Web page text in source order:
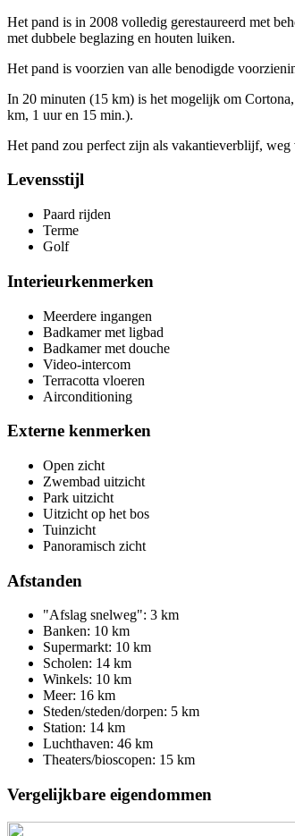
Het pand is in 2008 volledig gerestaureerd met
met dubbele beglazing en houten luiken.
Het pand is voorzien van alle benodigde
In 20 minuten (15 km) is het mogelijk om
km, 1 uur en 15 min.).
Het pand zou perfect zijn als vakantieverblijf,
Levensstijl
Paard rijden
Terme
Golf
Interieurkenmerken
Meerdere ingangen
Badkamer met ligbad
Badkamer met douche
Video-intercom
Terracotta vloeren
Airconditioning
Externe kenmerken
Open zicht
Zwembad uitzicht
Park uitzicht
Uitzicht op het bos
Tuinzicht
Panoramisch zicht
Afstanden
"Afslag snelweg": 3 km
Banken: 10 km
Supermarkt: 10 km
Scholen: 14 km
Winkels: 10 km
Meer: 16 km
Steden/steden/dorpen: 5 km
Station: 14 km
Luchthaven: 46 km
Theaters/bioscopen: 15 km
Vergelijkbare eigendommen